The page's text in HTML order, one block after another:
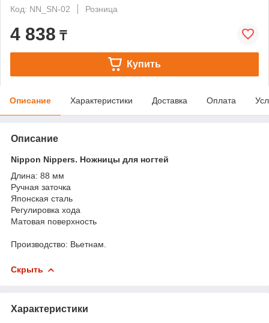
Код: NN_SN-02
Розница
4 838 ₸
Купить
Описание Характеристики Доставка Оплата
Описание
Nippon Nippers. Ножницы для ногтей
Длина: 88 мм
Ручная заточка
Японская сталь
Регулировка хода
Матовая поверхность
Производство: Вьетнам.
Скрыть
Характеристики